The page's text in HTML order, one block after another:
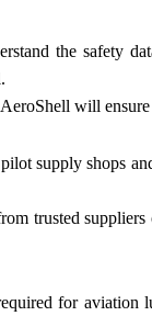
the safety
will
supply shops
trusted
for aviation